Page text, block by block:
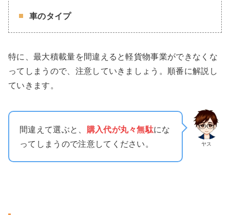
車のタイプ
特に、最大積載量を間違えると軽貨物事業ができなくな
ってしまうので、注意していきましょう。順番に解説し
ていきます。
ヤス
間違えて選ぶと、 購入代が丸々無駄にな
ってしまうので注意してください。